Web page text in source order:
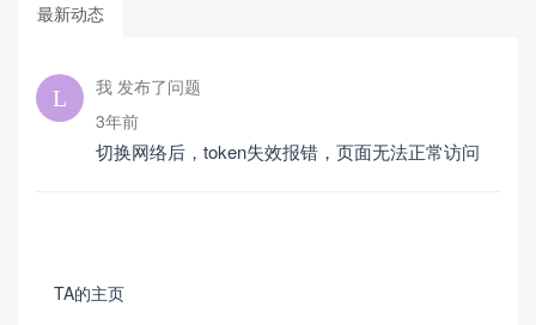
最新动态
我 发布了问题
3年前
切换网络后，token失效报错，页面无法正常访问
TA的主页